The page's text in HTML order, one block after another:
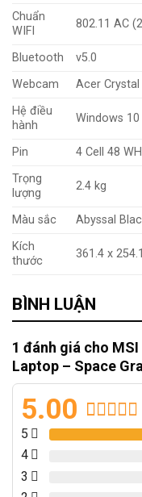
Chuẩn
WIFI
802.11 AC
Bluetooth
v5.0
Webcam
Acer Crystal
Hệ điều
hành
Windows
Pin
4 Cell 48
Trọng
lượng
2.4 kg
Màu sắc
Abyssal
Kích
thước
361.4 x
BÌNH LUẬN
1 đánh giá cho
Laptop – Space
5.00
5.00
1
5
4
3